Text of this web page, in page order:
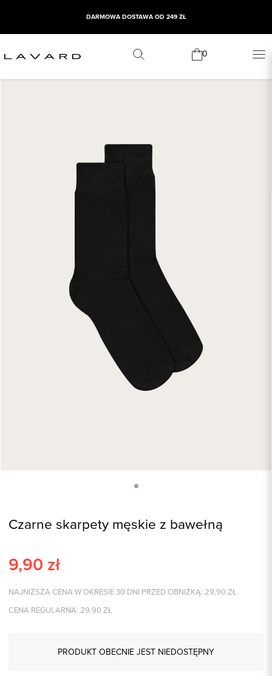
DARMOWA DOSTAWA OD 249 ZŁ
0
Czarne skarpety męskie z bawełną
9,90 zł
NAJNIŻSZA CENA W OKRESIE 30 DNI PRZED OBNIŻKĄ: 29,90 ZŁ
CENA REGULARNA: 29.90 ZŁ
PRODUKT OBECNIE JEST NIEDOSTĘPNY